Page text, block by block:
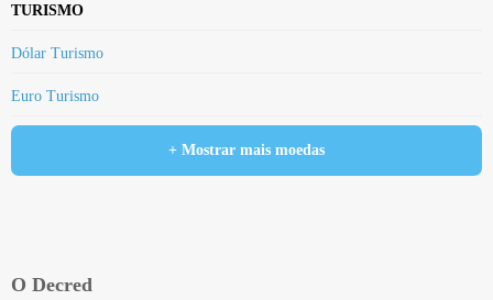
TURISMO
Dólar Turismo
Euro Turismo
+ Mostrar mais moedas
O Decred